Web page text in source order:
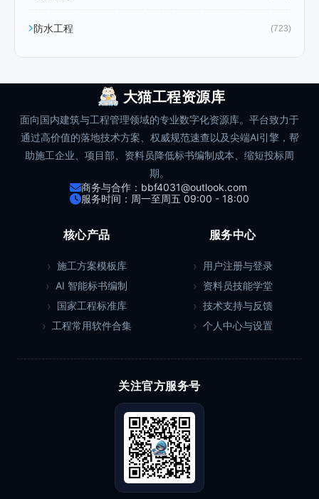
防水工程 (723)
大猫工程资源库
面向国内建筑与工程管理领域的专业数字化资源库。平台致力于
通过高价值的落地技术方案、权威规范速查以及尖端AI引擎，帮
助施工企业、项目部、资料员降低标书编制成本、缩短投标周
期。
商务与合作：bbf4031@outlook.com
服务时间：周一至周五 09:00 - 18:00
核心产品
施工方案模板库
AI 智能标书编制
国家工程标准库
工程常用软件合集
服务中心
用户注册与登录
资料员技能学堂
技术支持与反馈
个人中心与设置
关注官方服务号